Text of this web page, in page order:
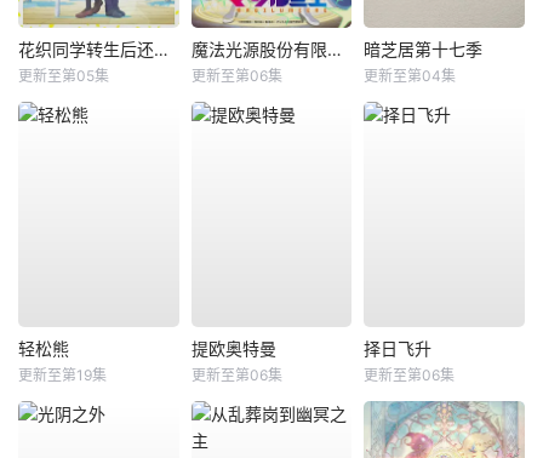
花织同学转生后还是想干架
更新至第05集
魔法光源股份有限公司第二季
更新至第06集
暗芝居第十七季
更新至第04集
轻松熊
更新至第19集
提欧奥特曼
更新至第06集
择日飞升
更新至第06集